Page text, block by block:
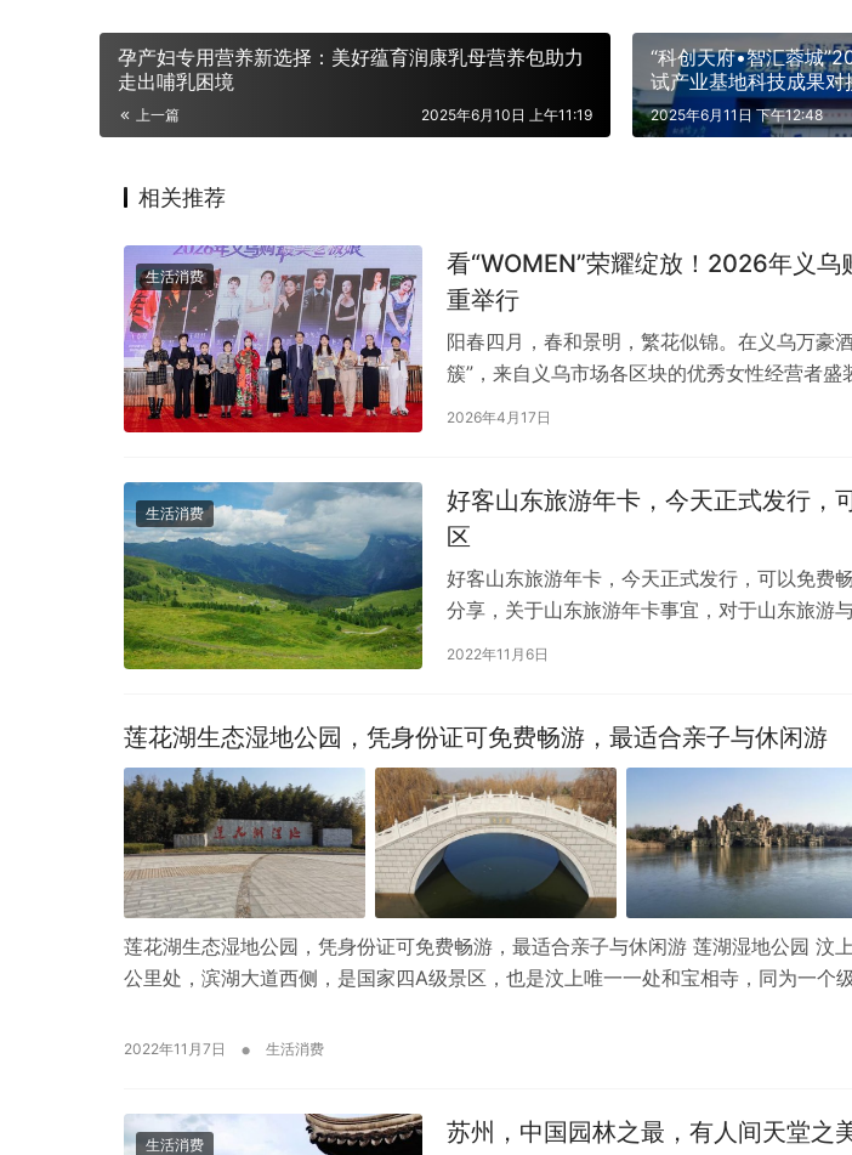
孕产妇专用营养新选择：美好蕴育润康乳母营养包助力
走出哺乳困境
上一篇 2025年6月10日 上午11:19
“科创天府•智汇蓉城
试产业基地科技成果
2025年6月11日 下午12:48
相关推荐
生活消费
看“WOMEN”荣耀绽放！2026年义乌
重举行
阳春四月，春和景明，繁花似锦。在义乌万豪
簇”，来自义乌市场各区块的优秀女性经营者
美老板娘颁奖典礼的荣耀时刻。 本次评选活动…
2026年4月17日
生活消费
好客山东旅游年卡，今天正式发行，
区
好客山东旅游年卡，今天正式发行，可以免费
分享，关于山东旅游年卡事宜，对于山东旅游
2022年11月6日
莲花湖生态湿地公园，凭身份证可免费畅游，最适合亲子与休闲游
莲花湖生态湿地公园，凭身份证可免费畅游，最适合亲子与休闲游 莲湖湿地公园 汶
公里处，滨湖大道西侧，是国家四A级景区，也是汶上唯一一处和宝相寺，同为一个
2022年11月7日 • 生活消费
生活消费
苏州，中国园林之最，有人间天堂之